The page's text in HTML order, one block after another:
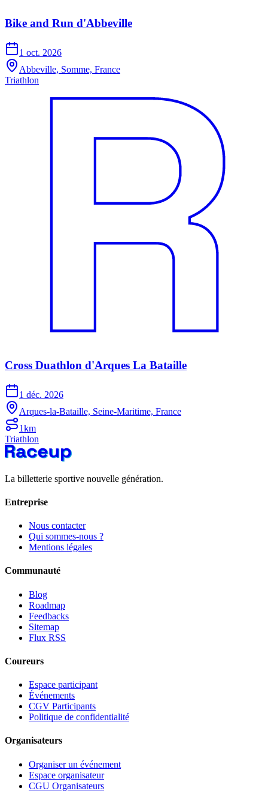
Bike and Run d'Abbeville
1 oct. 2026
Abbeville, Somme, France
Triathlon
Cross Duathlon d'Arques La Bataille
1 déc. 2026
Arques-la-Bataille, Seine-Maritime, France
1km
Triathlon
La billetterie sportive nouvelle génération.
Entreprise
Nous contacter
Qui sommes-nous ?
Mentions légales
Communauté
Blog
Roadmap
Feedbacks
Sitemap
Flux RSS
Coureurs
Espace participant
Événements
CGV Participants
Politique de confidentialité
Organisateurs
Organiser un événement
Espace organisateur
CGU Organisateurs